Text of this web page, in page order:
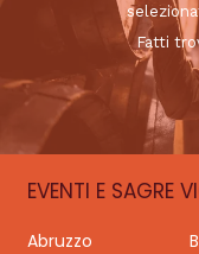
Fatti
EVENTI E SAGRE
Abruzzo